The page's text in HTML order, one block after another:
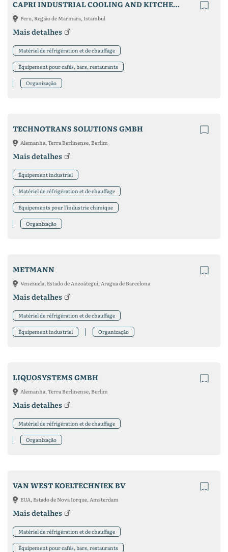
CAPRI INDUSTRIAL COOLING AND KITCHEN EQUIPMENTS
Peru, Região de Marmara, Istambul
Mais detalhes
Matériel de réfrigération et de chauffage
Équipement pour cafés, bars, restaurants
Organização
TECHNOTRANS SOLUTIONS GMBH
Alemanha, Terra Berlinense, Berlim
Mais detalhes
Équipement industriel
Matériel de réfrigération et de chauffage
Équipements pour l'industrie chimique
Organização
METMANN
Venezuela, Estado de Anzoátegui, Aragua de Barcelona
Mais detalhes
Matériel de réfrigération et de chauffage
Équipement industriel Organização
LIQUOSYSTEMS GMBH
Alemanha, Terra Berlinense, Berlim
Mais detalhes
Matériel de réfrigération et de chauffage
Organização
VAN WEST KOELTECHNIEK BV
EUA, Estado de Nova Iorque, Amsterdam
Mais detalhes
Matériel de réfrigération et de chauffage
Équipement pour cafés, bars, restaurants